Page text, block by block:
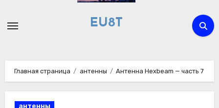
EU8T
Главная страница антенны Антенна Hexbeam — часть 7